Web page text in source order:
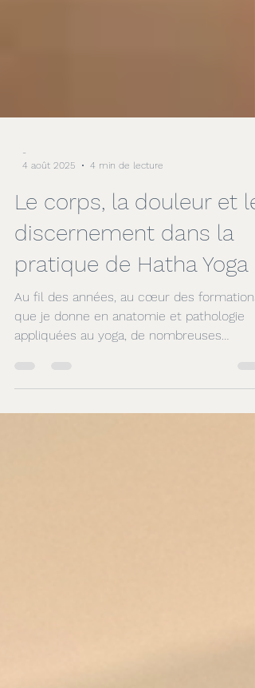
4 août 2025
4 min de lecture
Le corps, la douleur et le
discernement dans la
pratique de Hatha Yoga
Au fil des années, au cœur des formations
questions essentielles reviennent.